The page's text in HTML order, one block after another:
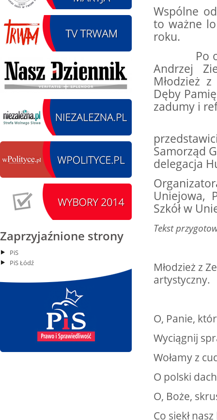
SIERPIEŃ
14
Kiernozkiego Dzika.
czytaj więcej
15
Wojska Polskiego.
Łódź
czytaj więcej
15
15.08.2026
Siemkowice
SIERPIEŃ
15
Oddanie budynku.
Wielgie
czytaj więcej
Dożynki Parafialne.
Zaprzyjaźnione strony
PiS
PiS Łódź
Wspólne
to ważne
roku.
Po
Andrzej
Młodzież
Dęby
zadumy i
Samorząd
delegacja
Uniejowa,
Szkół w
Tekst
Młodzież z
artystyczny.
O,
Wyciągnij
Wołamy z
O polski
O, Boże,
Co siekł